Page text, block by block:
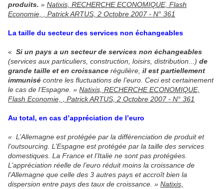
produits. » Natixis, RECHERCHE ECONOMIQUE, Flash
Economie, , Patrick ARTUS, 2 Octobre 2007 - N° 361
La taille du secteur des services non échangeables
« Si un pays a un secteur de services non échangeables
(services aux particuliers, construction, loisirs, distribution...) de
grande taille et en croissance régulière, il est partiellement
immunisé contre les fluctuations de l’euro. Ceci est certainement
le cas de l’Espagne. » Natixis, RECHERCHE ECONOMIQUE,
Flash Economie, , Patrick ARTUS, 2 Octobre 2007 - N° 361
Au total, en cas d’appréciation de l’euro
« L’Allemagne est protégée par la différenciation de produit et
l’outsourcing. L’Espagne est protégée par la taille des services
domestiques. La France et l’Italie ne sont pas protégées.
L’appréciation réelle de l’euro réduit moins la croissance de
l’Allemagne que celle des 3 autres pays et accroît bien la
dispersion entre pays des taux de croissance. » Natixis,